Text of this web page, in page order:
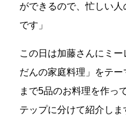
ができるので、忙しい
です」
この日は加藤さんにミ
だんの家庭料理」をテ
まで5品のお料理を作っ
テップに分けて紹介しま